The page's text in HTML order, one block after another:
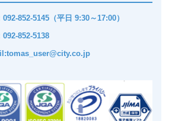
852-5145（平日 9:30～17:00）
092-852-5138